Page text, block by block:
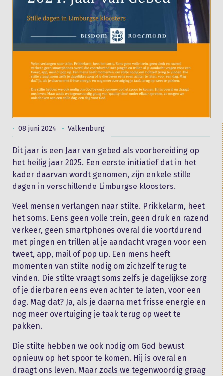
08 juni 2024 Valkenburg
Dit jaar is een Jaar van gebed als voorbereiding op
het heilig jaar 2025. Een eerste initiatief dat in het
kader daarvan wordt genomen, zijn enkele stille
dagen in verschillende Limburgse kloosters.
Veel mensen verlangen naar stilte. Prikkelarm, heet
het soms. Eens geen volle trein, geen druk en razend
verkeer, geen smartphones overal die voortdurend
met pingen en trillen al je aandacht vragen voor een
tweet, app, mail of pop up. Een mens heeft
momenten van stilte nodig om zichzelf terug te
vinden. Die stilte vraagt soms zelfs je dagelijkse zorg
of je dierbaren eens even achter te laten, voor een
dag. Mag dat? Ja, als je daarna met frisse energie en
nog meer overtuiging je taak terug op weet te
pakken.
Die stilte hebben we ook nodig om God bewust
opnieuw op het spoor te komen. Hij is overal en
draagt ons leven. Maar zoals we tegenwoordig graag